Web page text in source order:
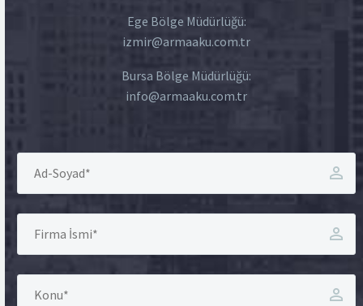
Ege Bölge Müdürlüğü:
izmir@armaaku.com.tr
Bursa Bölge Müdürlüğü:
info@armaaku.com.tr